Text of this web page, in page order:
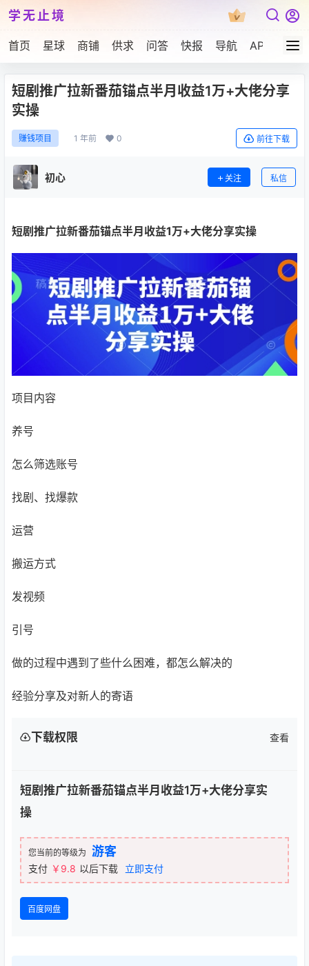
学无止境
首页 星球 商铺 供求 问答 快报 导航 APP下载
短剧推广拉新番茄锚点半月收益1万+大佬分享
实操
赚钱项目 1 年前 0 前往下载
初心 关注 私信
短剧推广拉新番茄锚点半月收益1万+大佬分享实操
项目内容
养号
怎么筛选账号
找剧、找爆款
运营
搬运方式
发视频
引号
做的过程中遇到了些什么困难，都怎么解决的
经验分享及对新人的寄语
下载权限 查看
短剧推广拉新番茄锚点半月收益1万+大佬分享实
操
您当前的等级为 游客
支付 ￥9.8 以后下载 立即支付
百度网盘